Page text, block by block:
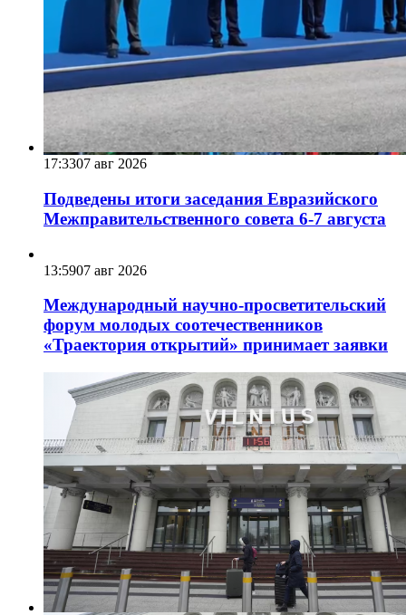
17:3307 авг 2026
Подведены итоги заседания Евразийского
Межправительственного совета 6-7 августа
13:5907 авг 2026
Международный научно-просветительский
форум молодых соотечественников
«Траектория открытий» принимает заявки